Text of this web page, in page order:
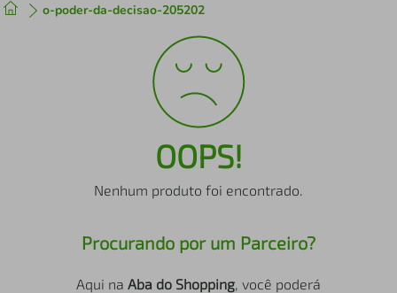
o-poder-da-decisao-205202
OOPS!
Nenhum produto foi encontrado.
Procurando por um Parceiro?
Aqui na Aba do Shopping, você poderá